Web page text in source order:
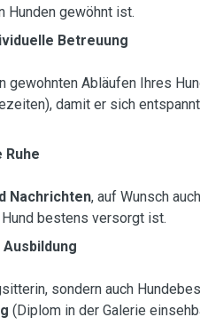
Hunden gewöhnt ist.
Betreuung
gewohnten Abläufen Ihres
damit er sich
Nachrichten, auf Wunsch
bestens versorgt ist.
sondern auch
(Diplom in der Galerie